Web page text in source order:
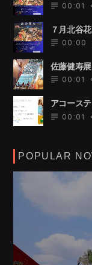
00:01
７月北谷
00:00
佐藤健寿
00:01
アコース
00:01
POPULAR